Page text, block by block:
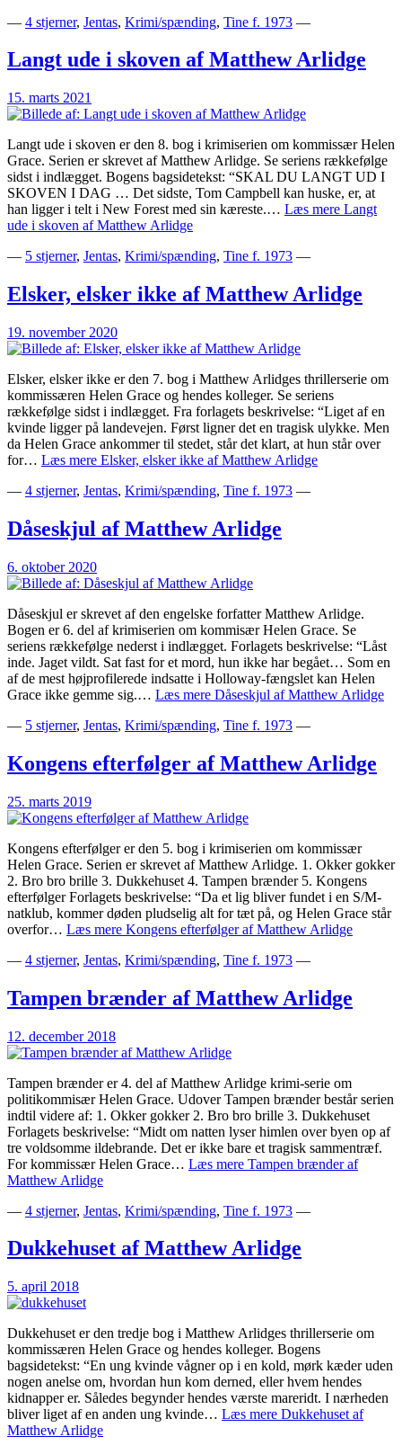
— 4 stjerner, Jentas, Krimi/spænding, Tine f. 1973 —
Langt ude i skoven af Matthew Arlidge
15. marts 2021
Langt ude i skoven er den 8. bog i krimiserien om kommissær Helen
Grace. Serien er skrevet af Matthew Arlidge. Se seriens rækkefølge
sidst i indlægget. Bogens bagsidetekst: “SKAL DU LANGT UD I
SKOVEN I DAG … Det sidste, Tom Campbell kan huske, er, at
han ligger i telt i New Forest med sin kæreste.… Læs mere Langt
ude i skoven af Matthew Arlidge
— 5 stjerner, Jentas, Krimi/spænding, Tine f. 1973 —
Elsker, elsker ikke af Matthew Arlidge
19. november 2020
Elsker, elsker ikke er den 7. bog i Matthew Arlidges thrillerserie om
kommissæren Helen Grace og hendes kolleger. Se seriens
rækkefølge sidst i indlægget. Fra forlagets beskrivelse: “Liget af en
kvinde ligger på landevejen. Først ligner det en tragisk ulykke. Men
da Helen Grace ankommer til stedet, står det klart, at hun står over
for… Læs mere Elsker, elsker ikke af Matthew Arlidge
— 4 stjerner, Jentas, Krimi/spænding, Tine f. 1973 —
Dåseskjul af Matthew Arlidge
6. oktober 2020
Dåseskjul er skrevet af den engelske forfatter Matthew Arlidge.
Bogen er 6. del af krimiserien om kommisær Helen Grace. Se
seriens rækkefølge nederst i indlægget. Forlagets beskrivelse: “Låst
inde. Jaget vildt. Sat fast for et mord, hun ikke har begået… Som en
af de mest højprofilerede indsatte i Holloway-fængslet kan Helen
Grace ikke gemme sig.… Læs mere Dåseskjul af Matthew Arlidge
— 5 stjerner, Jentas, Krimi/spænding, Tine f. 1973 —
Kongens efterfølger af Matthew Arlidge
25. marts 2019
Kongens efterfølger er den 5. bog i krimiserien om kommissær
Helen Grace. Serien er skrevet af Matthew Arlidge. 1. Okker gokker
2. Bro bro brille 3. Dukkehuset 4. Tampen brænder 5. Kongens
efterfølger Forlagets beskrivelse: “Da et lig bliver fundet i en S/M-
natklub, kommer døden pludselig alt for tæt på, og Helen Grace står
overfor… Læs mere Kongens efterfølger af Matthew Arlidge
— 4 stjerner, Jentas, Krimi/spænding, Tine f. 1973 —
Tampen brænder af Matthew Arlidge
12. december 2018
Tampen brænder er 4. del af Matthew Arlidge krimi-serie om
politikommisær Helen Grace. Udover Tampen brænder består serien
indtil videre af: 1. Okker gokker 2. Bro bro brille 3. Dukkehuset
Forlagets beskrivelse: “Midt om natten lyser himlen over byen op af
tre voldsomme ildebrande. Det er ikke bare et tragisk sammentræf.
For kommissær Helen Grace… Læs mere Tampen brænder af
Matthew Arlidge
— 4 stjerner, Jentas, Krimi/spænding, Tine f. 1973 —
Dukkehuset af Matthew Arlidge
5. april 2018
Dukkehuset er den tredje bog i Matthew Arlidges thrillerserie om
kommissæren Helen Grace og hendes kolleger. Bogens
bagsidetekst: “En ung kvinde vågner op i en kold, mørk kæder uden
nogen anelse om, hvordan hun kom derned, eller hvem hendes
kidnapper er. Således begynder hendes værste mareridt. I nærheden
bliver liget af en anden ung kvinde… Læs mere Dukkehuset af
Matthew Arlidge